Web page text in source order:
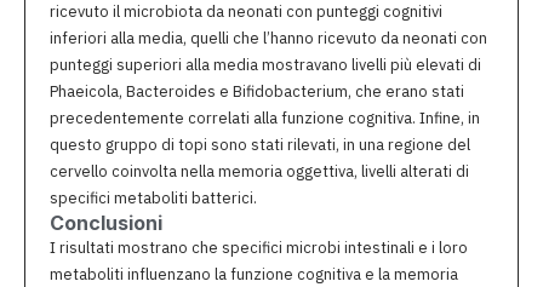
ricevuto il microbiota da neonati con punteggi cognitivi
inferiori alla media, quelli che l’hanno ricevuto da neonati con
punteggi superiori alla media mostravano livelli più elevati di
Phaeicola, Bacteroides e Bifidobacterium, che erano stati
precedentemente correlati alla funzione cognitiva. Infine, in
questo gruppo di topi sono stati rilevati, in una regione del
cervello coinvolta nella memoria oggettiva, livelli alterati di
specifici metaboliti batterici.
Conclusioni
I risultati mostrano che specifici microbi intestinali e i loro
metaboliti influenzano la funzione cognitiva e la memoria